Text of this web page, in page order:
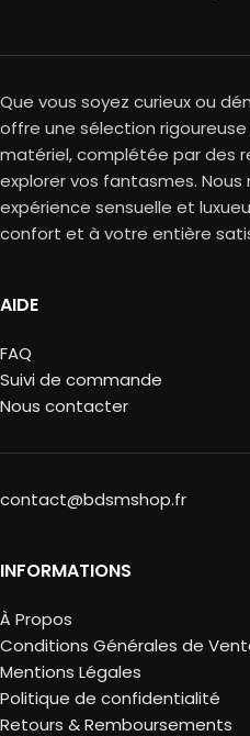
Que vous soyez curieux ou
offre une sélection
matériel, complétée par des
explorer vos fantasmes. Nous
expérience sensuelle et
confort et à votre entière
AIDE
FAQ
Suivi de commande
Nous contacter
contact@bdsmshop.fr
INFORMATIONS
À Propos
Conditions Générales de
Mentions Légales
Politique de confidentialité
Retours & Remboursements